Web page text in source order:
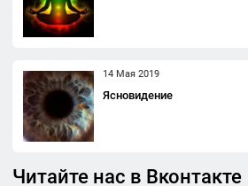
14 Мая 2019
Ясновидение
Читайте нас в Вконтакте